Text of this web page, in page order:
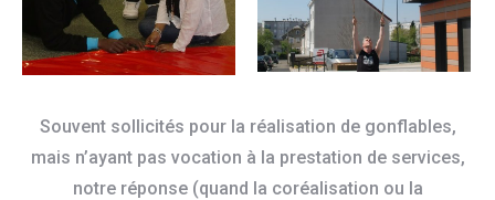
Souvent sollicités pour la réalisation de gonflables,
mais n’ayant pas vocation à la prestation de services,
notre réponse (quand la coréalisation ou la